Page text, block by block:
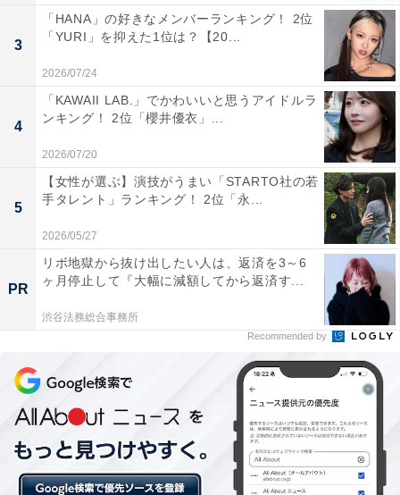
1位：十津川温泉／87票
十津川温泉は、奈良県の最南端、紀伊半島の山深い場所
にある温泉地で、十津川村内に点在する温泉の総称で
す。特に、全国で初めて「源泉かけ流し宣言」をした温
泉地として知られています。豊かな自然に囲まれ、渓谷
美や星空など、非日常的な景観が魅力。泉質はナトリウ
ム-炭酸水素塩・塩化物泉で、湯治場としても利用されて
回答者からは「温泉や食事など日帰りでも満足できる」
（30代女性／千葉県）、「山奥の静かな温泉で、とても
趣きがあるから」（40代女性／滋賀県）、「大自然の景
色を見ながら入浴できるのと、贅沢に源泉かけ流しを提
供しているから」（20代女性／大阪府）といった声が集
まりました。
※回答者からのコメントは原文ママです
3
「HANA」の好きなメンバーランキング！ 2位
「YURI」を抑えた1位は？【20...
2026/07/24
4
「KAWAII LAB.」でかわいいと思うアイドルラ
ンキング！ 2位「櫻井優衣」...
2026/07/20
5
【女性が選ぶ】演技がうまい「STARTO社の若
手タレント」ランキング！ 2位「永...
2026/05/27
PR
リボ地獄から抜け出したい人は、返済を3～6
ヶ月停止して『大幅に減額してから返済す...
渋谷法務総合事務所
Recommended by